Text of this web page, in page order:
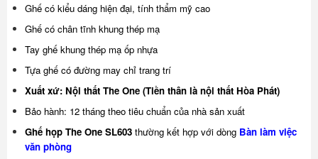
Ghế có kiểu dáng hiện đại, tính thẩm mỹ cao
Ghế có chân tĩnh khung thép mạ
Tay ghế khung thép mạ ốp nhựa
Tựa ghế có đường may chỉ trang trí
Xuất xứ: Nội thất The One (Tiền thân là nội thất Hòa Phát)
Bảo hành: 12 tháng theo tiêu chuẩn của nhà sản xuất
Ghế họp The One SL603 thường kết hợp với dòng Bàn làm việc
văn phòng